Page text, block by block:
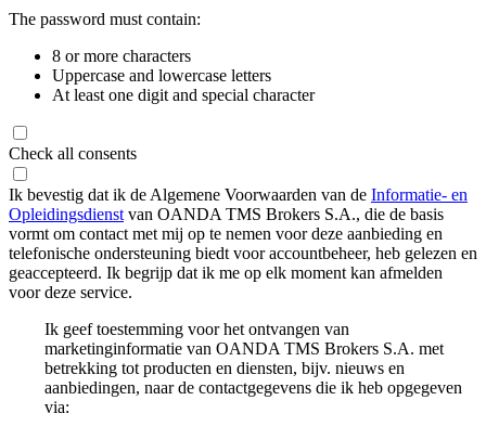
The password must contain:
8 or more characters
Uppercase and lowercase letters
At least one digit and special character
Check all consents
Ik bevestig dat ik de Algemene Voorwaarden van de Informatie- en
Opleidingsdienst van OANDA TMS Brokers S.A., die de basis
vormt om contact met mij op te nemen voor deze aanbieding en
telefonische ondersteuning biedt voor accountbeheer, heb gelezen en
geaccepteerd. Ik begrijp dat ik me op elk moment kan afmelden
voor deze service.
Ik geef toestemming voor het ontvangen van
marketinginformatie van OANDA TMS Brokers S.A. met
betrekking tot producten en diensten, bijv. nieuws en
aanbiedingen, naar de contactgegevens die ik heb opgegeven
via: